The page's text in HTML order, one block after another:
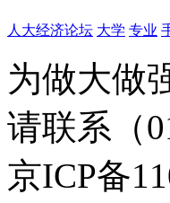
人大经济论坛 大学 专业
为做大做
请联系（
京ICP备